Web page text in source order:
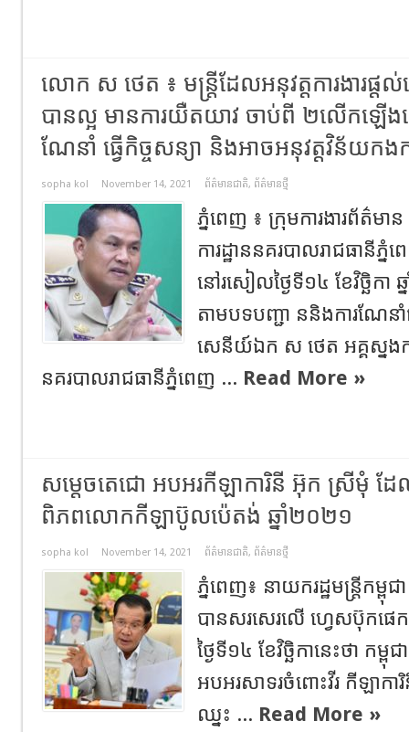
លោក ស ថេត ៖ មន្ត្រីដែលអនុវត្តការងារផ្ត
បានល្អ មានការយឺតយាវ ចាប់ពី ២លេីកឡេីង
ណែនាំ ធ្វេីកិច្ចសន្យា និងអាចអនុវត្តវិន័យកងក
sopha kol November 14, 2021 ព័ត៌មានជាតិ, ព័ត៌មានថ្មី
ភ្នំពេញ ៖ ក្រុមការងារព័ត៌ម
ការដ្ឋាននគរបាលរាជធានី
នៅរសៀលថ្ងៃទី១៤ ខែវិច្ឆិកា
តាមបទបញ្ជា​ ននិងការណែន
សេនីយ៍ឯក​ ស​ ថេត​ អគ្គស្នងក
នគរបាលរាជធានីភ្នំពេញ​ ... Read More »
សម្តេចតេជោ អបអរកីឡាការិនី អ៊ុក ស្រីមុំ ដ
ពិភពលោកកីឡាប៊ូលប៉េតង់ ឆ្នាំ២០២១
sopha kol November 14, 2021 ព័ត៌មានជាតិ, ព័ត៌មានថ្មី
ភ្នំពេញ៖ នាយករដ្ឋមន្ត្រីកម្
បានសរសេរលើ ហ្វេសប៊ុកផ
ថ្ងៃទី១៤ ខែវិច្ឆិកានេះថា ក
អបអរសាទរចំពោះវីរ កីឡា
ឈ្នះ ... Read More »